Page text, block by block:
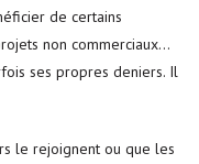
de certains
non commerciaux…
ses propres deniers. Il
le rejoignent ou que les